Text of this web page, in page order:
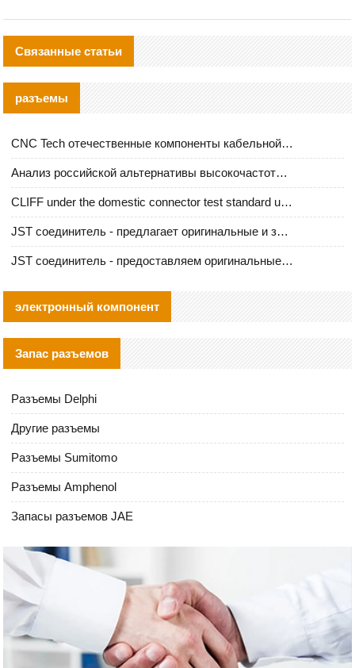
Связанные статьи
разъемы
CNC Tech отечественные компоненты кабельной арматуры оценка и руководство по производственному внедрению
Анализ российской альтернативы высокочастотных кабельных колодцев I-PEX
CLIFF under the domestic connector test standard update
JST соединитель - предлагает оригинальные и заменяющие JST NSHR-02V-S соединители
JST соединитель - предоставляем оригинальные JST GHR-09V-S соединители и их аналоги
электронный компонент
Запас разъемов
Разъемы Delphi
Другие разъемы
Разъемы Sumitomo
Разъемы Amphenol
Запасы разъемов JAE